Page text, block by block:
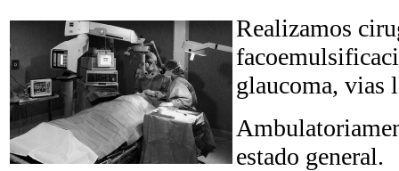
Realizamos
glaucoma, vias
estado general.